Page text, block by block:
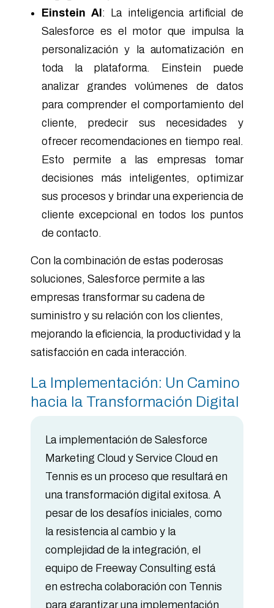
Einstein AI: La inteligencia artificial de
Salesforce es el motor que impulsa la
personalización y la automatización en
toda la plataforma. Einstein puede
analizar grandes volúmenes de datos
para comprender el comportamiento del
cliente, predecir sus necesidades y
ofrecer recomendaciones en tiempo real.
Esto permite a las empresas tomar
decisiones más inteligentes, optimizar
sus procesos y brindar una experiencia de
cliente excepcional en todos los puntos
de contacto.
Con la combinación de estas poderosas
soluciones, Salesforce permite a las
empresas transformar su cadena de
suministro y su relación con los clientes,
mejorando la eficiencia, la productividad y la
satisfacción en cada interacción.
La Implementación: Un Camino
hacia la Transformación Digital
La implementación de Salesforce
Marketing Cloud y Service Cloud en
Tennis es un proceso que resultará en
una transformación digital exitosa. A
pesar de los desafíos iniciales, como
la resistencia al cambio y la
complejidad de la integración, el
equipo de Freeway Consulting está
en estrecha colaboración con Tennis
para garantizar una implementación